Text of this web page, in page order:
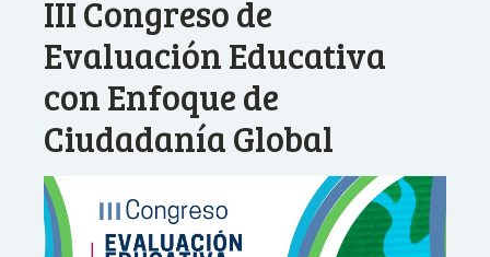
III Congreso de
Evaluación Educativa
con Enfoque de
Ciudadanía Global